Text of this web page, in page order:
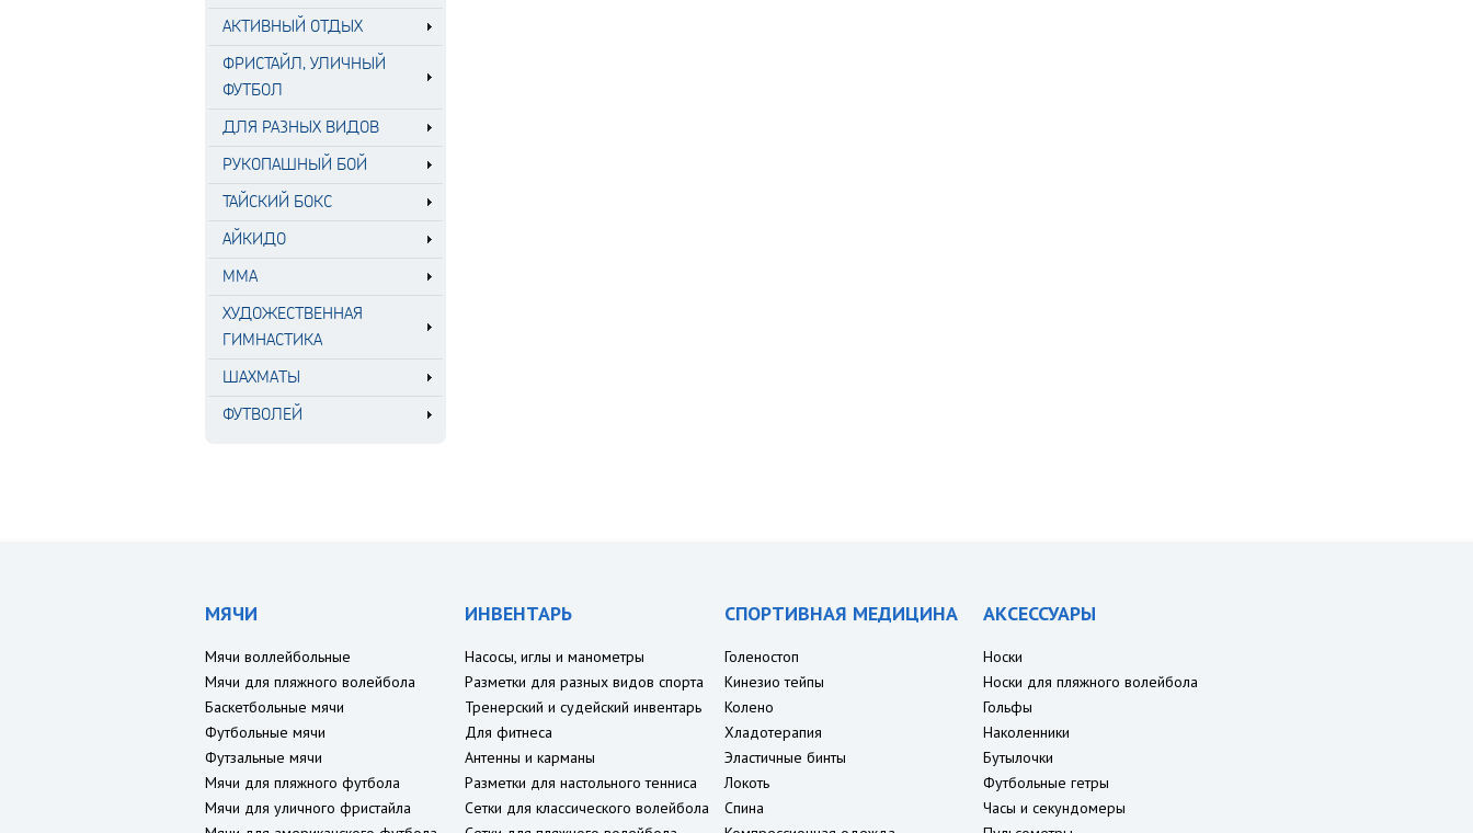
АКТИВНЫЙ ОТДЫХ
ФРИСТАЙЛ, УЛИЧНЫЙ
ФУТБОЛ
ДЛЯ РАЗНЫХ ВИДОВ
РУКОПАШНЫЙ БОЙ
ТАЙСКИЙ БОКС
АЙКИДО
MMA
ХУДОЖЕСТВЕННАЯ
ГИМНАСТИКА
ШАХМАТЫ
ФУТВОЛЕЙ
МЯЧИ
Мячи воллейбольные
Мячи для пляжного волейбола
Баскетбольные мячи
Футбольные мячи
Футзальные мячи
Мячи для пляжного футбола
Мячи для уличного фристайла
ИНВЕНТАРЬ
Насосы, иглы и манометры
Разметки для разных видов спорта
Тренерский и судейский инвентарь
Для фитнеса
Антенны и карманы
Разметки для настольного тенниса
Сетки для классического волейбола
СПОРТИВНАЯ МЕДИЦИНА
Голеностоп
Кинезио тейпы
Колено
Хладотерапия
Эластичные бинты
Локоть
Спина
АКСЕССУАРЫ
Носки
Носки для пляжного волейбола
Гольфы
Наколенники
Бутылочки
Футбольные гетры
Часы и секундомеры